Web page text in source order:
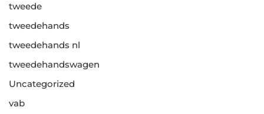
tweede
tweedehands
tweedehands nl
tweedehandswagen
Uncategorized
vab